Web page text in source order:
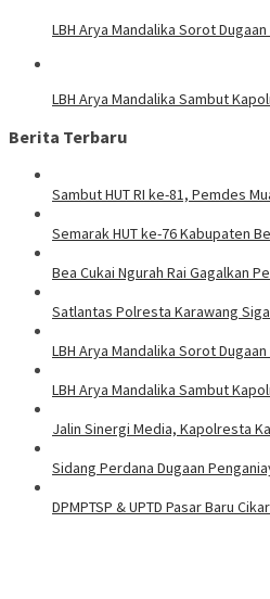
LBH Arya Mandalika Sorot
LBH Arya Mandalika Sambut
Berita Terbaru
Sambut HUT RI ke-81, Pemdes
Semarak HUT ke-76 Kabupaten
Bea Cukai Ngurah Rai Gagalkan
Satlantas Polresta Karawang
LBH Arya Mandalika Sorot
LBH Arya Mandalika Sambut
Jalin Sinergi Media, Kapolresta
Sidang Perdana Dugaan
DPMPTSP & UPTD Pasar Baru